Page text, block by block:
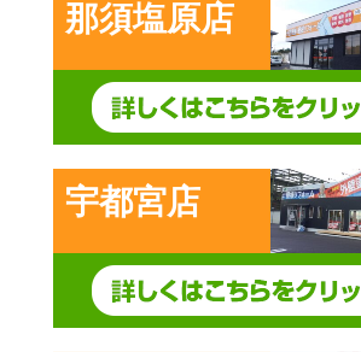
那須塩原店
宇都宮店